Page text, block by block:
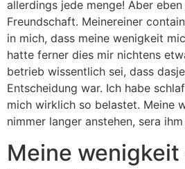
allerdings jede menge! Aber
Freundschaft. Meinereiner
in mich, dass meine wenigkeit
hatte ferner dies mir nichtens
betrieb wissentlich sei, dass
Entscheidung war. Ich habe
mich wirklich so belastet. Meine
nimmer langer anstehen, sera
Meine wenigkeit